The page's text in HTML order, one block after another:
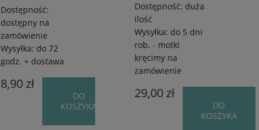
Dostępność:
dostępny na
zamówienie
Wysyłka: do 72
godz. + dostawa
8,90 zł
DO
KOSZYKA
Dostępność: duża
ilość
Wysyłka: do 5 dni
rob. - motki
kręcimy na
zamówienie
29,00 zł
DO
KOSZYKA